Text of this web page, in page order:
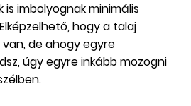
is imbolyognak minimális
hogy a talaj
de ahogy egyre
úgy egyre inkább mozogni